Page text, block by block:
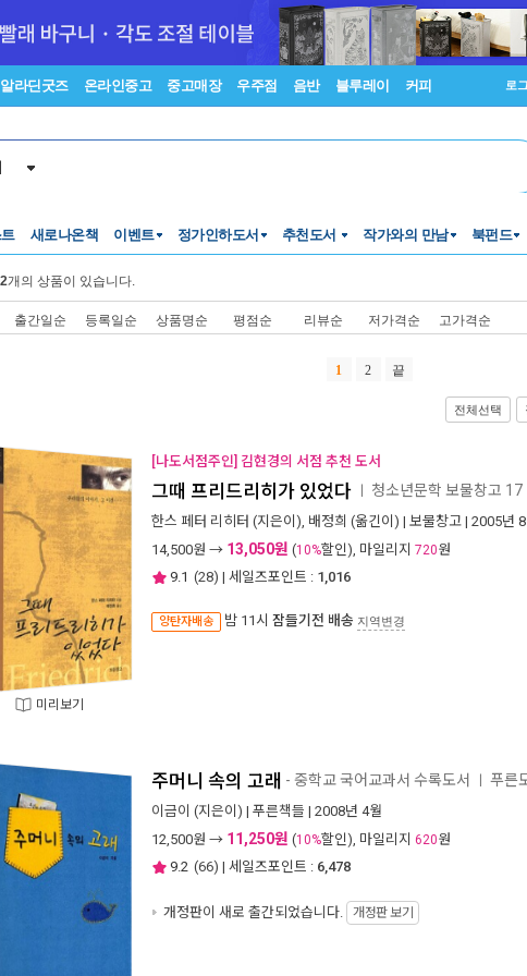
알라딘굿즈 온라인중고 중고매장 우주점 음반 블루레이 커피 로
새로나온책 이벤트 정가인하도서 추천도서 작가와의 만남 북펀드
개의 상품이 있습니다.
출간일순 등록일순 상품명순 평점순 리뷰순 저가격순 고가격순
1 2 끝
전체선택
미리보기
[나도서점주인] 김현경의 서점 추천 도서
그때 프리드리히가 있었다 청소년문학 보물창고 17
한스 페터 리히터 (지은이), 배정희 (옮긴이) | 보물창고 | 2005년
14,500원 → 13,050원 (10%할인), 마일리지 720원
9.1 (28) | 세일즈포인트 : 1,016
양탄자배송 밤 11시 잠들기전 배송 지역변경
주머니 속의 고래 - 중학교 국어교과서 수록도서 푸른
이금이 (지은이) | 푸른책들 | 2008년 4월
12,500원 → 11,250원 (10%할인), 마일리지 620원
9.2 (66) | 세일즈포인트 : 6,478
개정판이 새로 출간되었습니다. 개정판 보기